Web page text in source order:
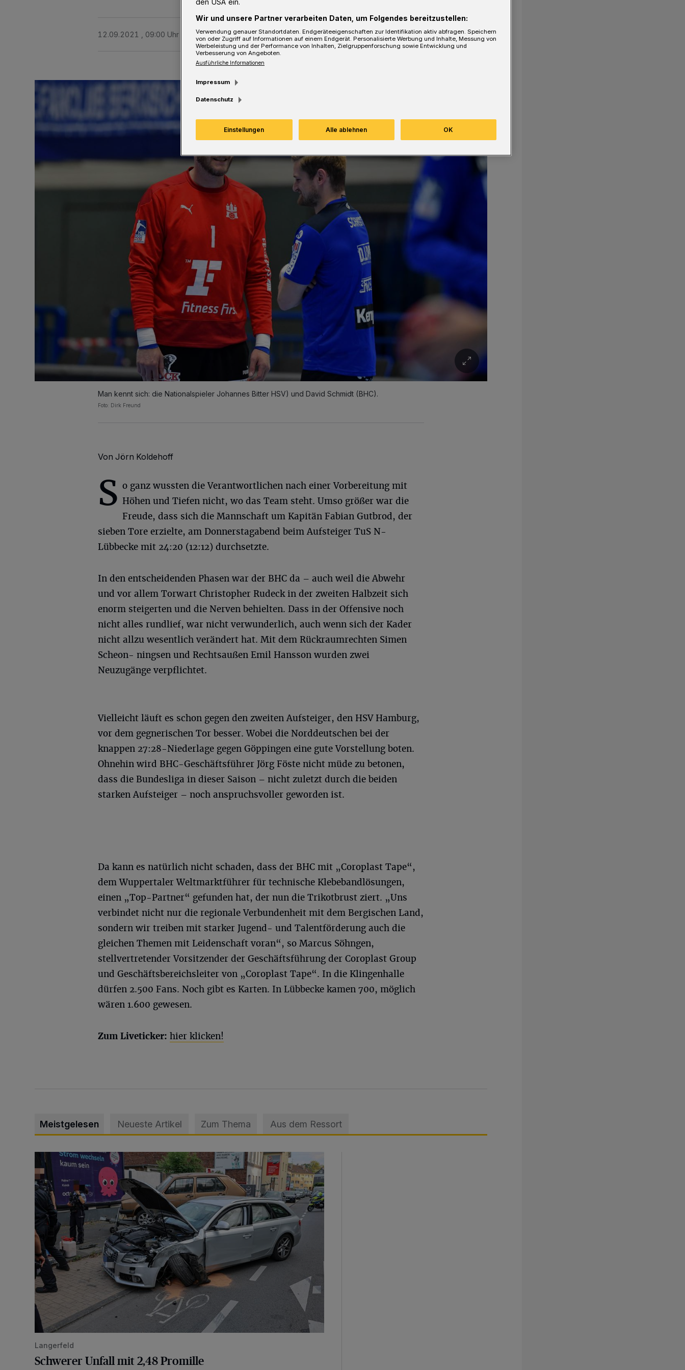
12.09.2021 , 09:00 Uhr Eine Minute Lesezeit
Man kennt sich: die Nationalspieler Johannes Bitter HSV) und David Schmidt (BHC).
Foto: Dirk Freund
Von Jörn Koldehoff
S o ganz wussten die Verantwortlichen nach einer Vorbereitung mit
Höhen und Tiefen nicht, wo das Team steht. Umso größer war die
Freude, dass sich die Mannschaft um Kapitän Fabian Gutbrod, der
sieben Tore erzielte, am Donnerstagabend beim Aufsteiger TuS N-
Lübbecke mit 24:20 (12:12) durchsetzte.
In den entscheidenden Phasen war der BHC da – auch weil die Abwehr
und vor allem Torwart Christopher Rudeck in der zweiten Halbzeit sich
enorm steigerten und die Nerven behielten. Dass in der Offensive noch
nicht alles rundlief, war nicht verwunderlich, auch wenn sich der Kader
nicht allzu wesentlich verändert hat. Mit dem Rückraumrechten Simen
Scheon- ningsen und Rechtsaußen Emil Hansson wurden zwei
Neuzugänge verpflichtet.
Vielleicht läuft es schon gegen den zweiten Aufsteiger, den HSV Hamburg,
vor dem gegnerischen Tor besser. Wobei die Norddeutschen bei der
knappen 27:28-Niederlage gegen Göppingen eine gute Vorstellung boten.
Ohnehin wird BHC-Geschäftsführer Jörg Föste nicht müde zu betonen,
dass die Bundesliga in dieser Saison – nicht zuletzt durch die beiden
starken Aufsteiger – noch anspruchsvoller geworden ist.
Da kann es natürlich nicht schaden, dass der BHC mit „Coroplast Tape“,
dem Wuppertaler Weltmarktführer für technische Klebebandlösungen,
einen „Top-Partner“ gefunden hat, der nun die Trikotbrust ziert. „Uns
verbindet nicht nur die regionale Verbundenheit mit dem Bergischen Land,
sondern wir treiben mit starker Jugend- und Talentförderung auch die
gleichen Themen mit Leidenschaft voran“, so Marcus Söhngen,
stellvertretender Vorsitzender der Geschäftsführung der Coroplast Group
und Geschäftsbereichsleiter von „Coroplast Tape“. In die Klingenhalle
dürfen 2.500 Fans. Noch gibt es Karten. In Lübbecke kamen 700, möglich
wären 1.600 gewesen.
Zum Liveticker: hier klicken!
Meistgelesen Neueste Artikel Zum Thema Aus dem Ressort
Schwerer Unfall mit 2,48 Promille
Langerfeld
Schwerer Unfall mit 2,48 Promille
den USA ein.
Wir und unsere Partner verarbeiten Daten, um Folgendes bereitzustellen:
Verwendung genauer Standortdaten. Endgeräteeigenschaften zur Identifikation aktiv abfragen. Speichern
von oder Zugriff auf Informationen auf einem Endgerät. Personalisierte Werbung und Inhalte, Messung von
Werbeleistung und der Performance von Inhalten, Zielgruppenforschung sowie Entwicklung und
Verbesserung von Angeboten.
Ausführliche Informationen
Impressum
Datenschutz
Einstellungen Alle ablehnen OK